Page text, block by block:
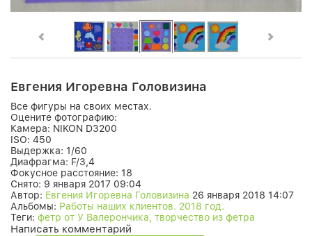
Евгения Игоревна Головизина
Все фигуры на своих местах.
Оцените фотографию:
Камера: NIKON D3200
ISO: 450
Выдержка: 1/60
Диафрагма: F/3,4
Фокусное расстояние: 18
Снято: 9 января 2017 09:04
Автор: Евгения Игоревна Головизина 26 января 2018 14:07
Альбомы: Работы наших клиентов. 2018 год.
Теги: фетр от У Валерончика, творчество из фетра
Написать комментарий